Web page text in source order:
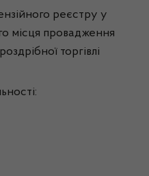
реєстру у
місця провадження
торгівлі